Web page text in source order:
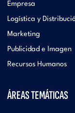
Empresa
Logística y
Marketing
Publicidad e Imagen
Recursos Humanos
ÁREAS TEMÁTICAS